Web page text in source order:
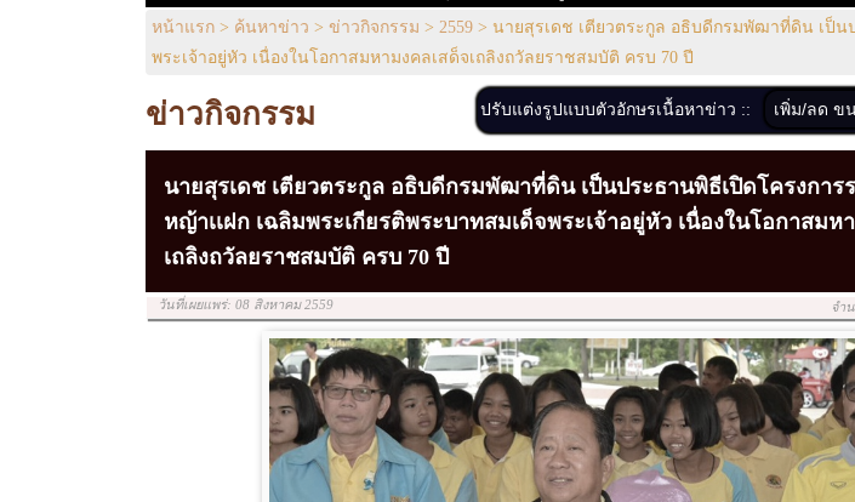
หน้าแรก > ค้นหาข่าว > ข่าวกิจกรรม > 2559 > นายสุรเดช เตียวตระกูล อธิบดีกรมพัฒาที่ดิน เป็น
พระเจ้าอยู่หัว เนื่องในโอกาสมหามงคลเสด็จเถลิงถวัลยราชสมบัติ ครบ 70 ปี
ข่าวกิจกรรม
นายสุรเดช เตียวตระกูล อธิบดีกรมพัฒาที่ดิน เป็นประธานพิธีเปิดโครงกา
หญ้าเเฝก เฉลิมพระเกียรติพระบาทสมเด็จพระเจ้าอยู่หัว เนื่องในโอกาสมห
เถลิงถวัลยราชสมบัติ ครบ 70 ปี
วันที่เผยแพร่: 08 สิงหาคม 2559 จำ
ปรับแต่งรูปแบบตัวอักษรเนื้อหาข่าว :: เพิ่ม/ลด ข